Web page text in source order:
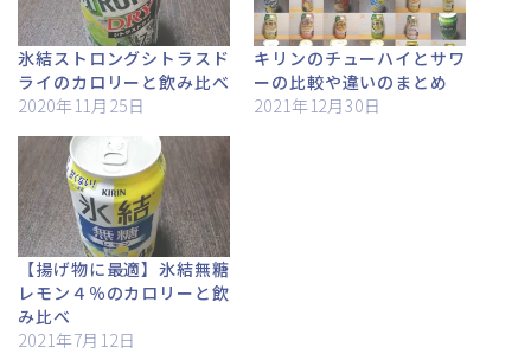
氷結ストロングシトラスド
ライのカロリーと飲み比べ
2020年11月25日
キリンのチューハイとサワ
ーの比較や違いのまとめ
2021年12月30日
【揚げ物に最適】氷結無糖
レモン４％のカロリーと飲
み比べ
2021年7月12日